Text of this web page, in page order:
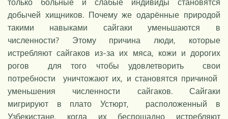
добычей хищников. Почему же одарённые природой
такими навыками сайгаки уменьшаются в
численности? Этому причина люди, которые
истребляют сайгаков из-за их мяса, кожи и дорогих
рогов для того чтобы удовлетворить свои
потребности уничтожают их, и становятся причиной
уменьшения численности сайгаков. Сайгаки
мигрируют в плато Устюрт, расположенный в
Узбекистане, когда их беспощадно истребляют